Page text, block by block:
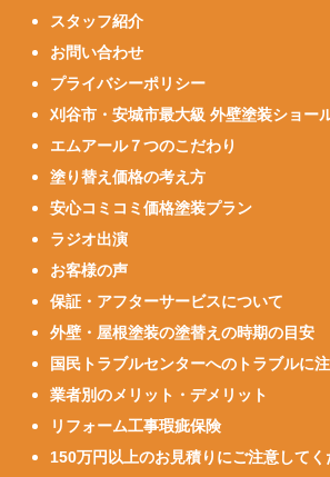
スタッフ紹介
お問い合わせ
プライバシーポリシー
刈谷市・安城市最大級 外壁塗装ショー
エムアール７つのこだわり
塗り替え価格の考え方
安心コミコミ価格塗装プラン
ラジオ出演
お客様の声
保証・アフターサービスについて
外壁・屋根塗装の塗替えの時期の目安
国民トラブルセンターへのトラブルに注
業者別のメリット・デメリット
リフォーム工事瑕疵保険
150万円以上のお見積りにご注意してく